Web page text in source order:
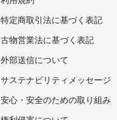
特定商取引法に基づく表記
古物営業法に基づく表記
外部送信について
サステナビリティメッセージ
安心・安全のための取り組み